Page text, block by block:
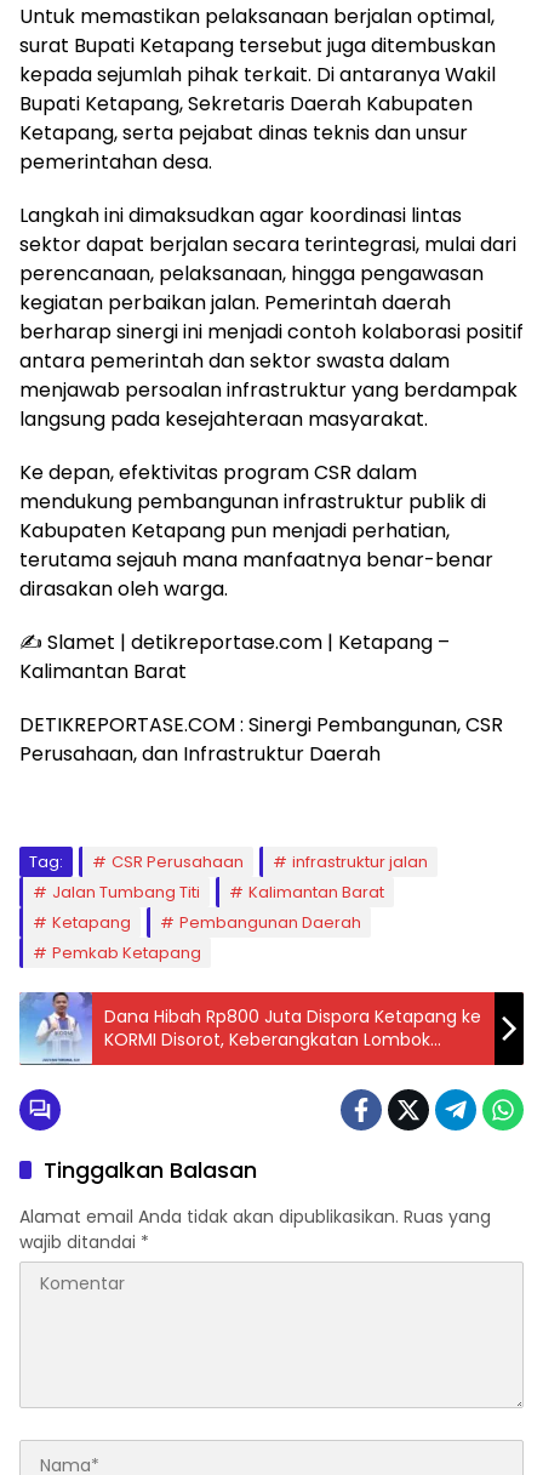
Untuk memastikan pelaksanaan berjalan optimal,
surat Bupati Ketapang tersebut juga ditembuskan
kepada sejumlah pihak terkait. Di antaranya Wakil
Bupati Ketapang, Sekretaris Daerah Kabupaten
Ketapang, serta pejabat dinas teknis dan unsur
pemerintahan desa.
Langkah ini dimaksudkan agar koordinasi lintas
sektor dapat berjalan secara terintegrasi, mulai dari
perencanaan, pelaksanaan, hingga pengawasan
kegiatan perbaikan jalan. Pemerintah daerah
berharap sinergi ini menjadi contoh kolaborasi positif
antara pemerintah dan sektor swasta dalam
menjawab persoalan infrastruktur yang berdampak
langsung pada kesejahteraan masyarakat.
Ke depan, efektivitas program CSR dalam
mendukung pembangunan infrastruktur publik di
Kabupaten Ketapang pun menjadi perhatian,
terutama sejauh mana manfaatnya benar-benar
dirasakan oleh warga.
✍️ Slamet | detikreportase.com | Ketapang –
Kalimantan Barat
DETIKREPORTASE.COM : Sinergi Pembangunan, CSR
Perusahaan, dan Infrastruktur Daerah
Tag: CSR Perusahaan
infrastruktur jalan
Jalan Tumbang Titi
Kalimantan Barat
Ketapang
Pembangunan Daerah
Pemkab Ketapang
Dana Hibah Rp800 Juta Dispora Ketapang ke
KORMI Disorot, Keberangkatan Lombok
Dipertanyakan: Untuk Atlet atau Sekadar
Tinggalkan Balasan
Alamat email Anda tidak akan dipublikasikan. Ruas yang
wajib ditandai *